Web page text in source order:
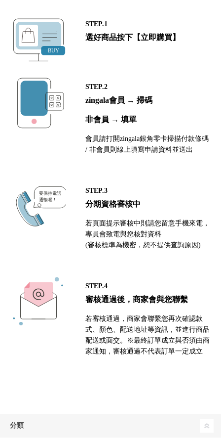
STEP.1
選好商品按下【立即購買】
STEP.2
zingala會員 → 掃碼
非會員 → 填單
會員請打開zingala銀角零卡掃描付款條碼
/ 非會員則線上填寫申請資料並送出
STEP.3
分期資格審核中
若頁面提示審核中則請您留意手機來電，
專員會致電與您核對資料
(審核標準為機密，恕不提供查詢原因)
STEP.4
審核通過後，商家會與您聯繫
若審核通過，商家會聯繫您再次確認款
式、顏色、配送地址等資訊，並進行商品
配送或面交。※最終訂單成立與否須由商
家通知，審核通過不代表訂單一定成立
分類